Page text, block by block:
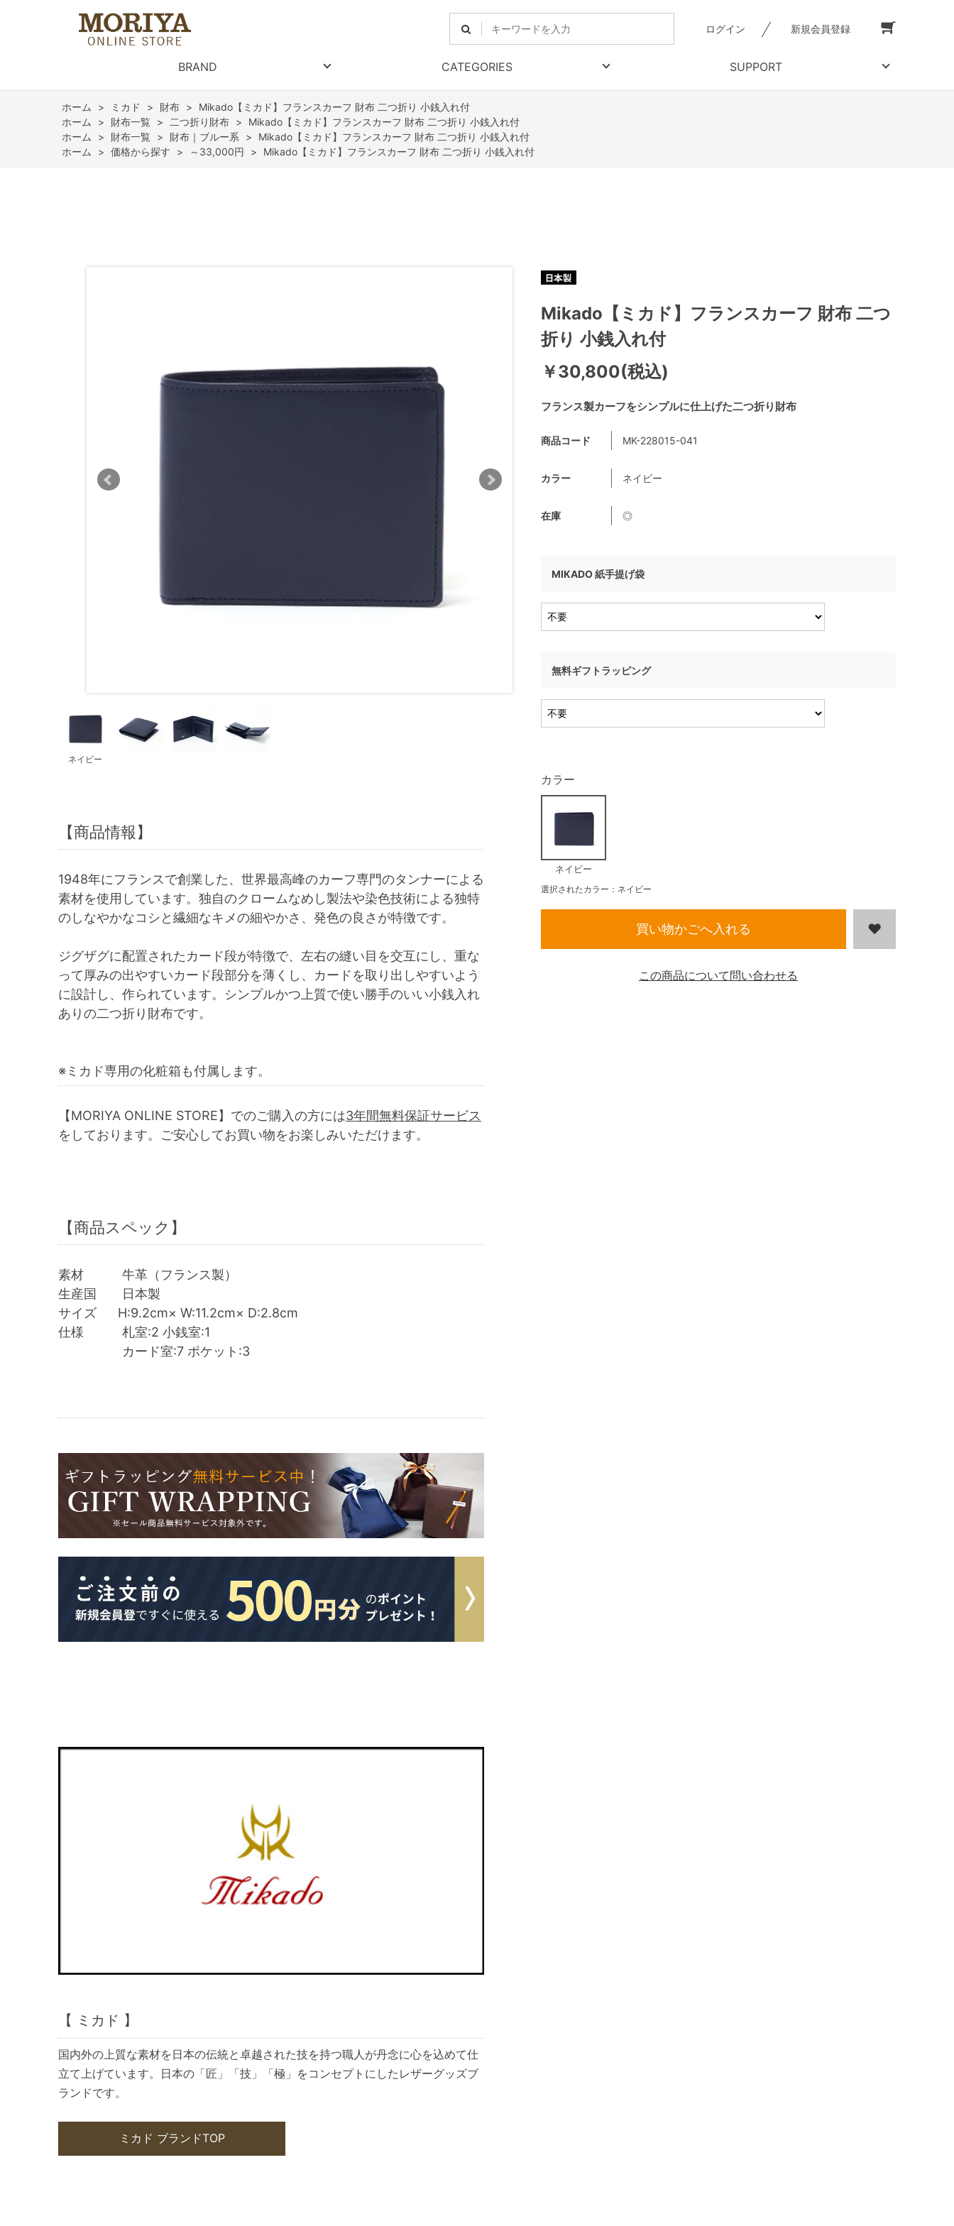
ログイン 新規会員登録
BRAND CATEGORIES SUPPORT
ホーム > ミカド > 財布 >
Mikado【ミカド】フランスカーフ 財布 二つ折り 小銭入れ付
ホーム
> 財布一覧 > 二つ折り財布 >
Mikado【ミカド】フランスカーフ 財布 二つ折り 小銭入れ付
ホーム
> 財布一覧 > 財布｜ブルー系 >
Mikado【ミカド】フランスカーフ 財布 二つ折り 小銭入れ付
ホーム
> 価格から探す > ～33,000円 > Mikado【ミカド】フランスカーフ 財布 二つ折り 小銭入れ付
ネイビー
【商品情報】
1948年にフランスで創業した、世界最高峰のカーフ専門のタンナーによる
素材を使用しています。独自のクロームなめし製法や染色技術による独特
のしなやかなコシと繊細なキメの細やかさ、発色の良さが特徴です。
ジグザグに配置されたカード段が特徴で、左右の縫い目を交互にし、重な
って厚みの出やすいカード段部分を薄くし、カードを取り出しやすいよう
に設計し、作られています。シンプルかつ上質で使い勝手のいい小銭入れ
ありの二つ折り財布です。
※ミカド専用の化粧箱も付属します。
【MORIYA ONLINE STORE】でのご購入の方には3年間無料保証サービス
をしております。ご安心してお買い物をお楽しみいただけます。
【商品スペック】
素材 牛革（フランス製）
生産国 日本製
サイズ H:9.2cm× W:11.2cm× D:2.8cm
仕様 札室:2 小銭室:1
カード室:7 ポケット:3
【 ミカド 】
国内外の上質な素材を日本の伝統と卓越された技を持つ職人が丹念に心を込めて仕
立て上げています。日本の「匠」「技」「極」をコンセプトにしたレザーグッズブ
ランドです。
ミカド ブランドTOP
フランス製カーフをシンプルに仕上げた二つ折り財布
Mikado【ミカド】フランスカーフ 財布 二つ
折り 小銭入れ付
￥30,800(税込)
商品コード MK-228015-041
カラー ネイビー
在庫 ◎
MIKADO 紙手提げ袋
無料ギフトラッピング
カラー
ネイビー
選択されたカラー：ネイビー
買い物かごへ入れる
この商品について問い合わせる